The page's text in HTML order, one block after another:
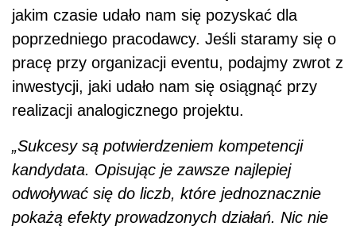
jakim czasie udało nam się pozyskać dla
poprzedniego pracodawcy. Jeśli staramy się o
pracę przy organizacji eventu, podajmy zwrot z
inwestycji, jaki udało nam się osiągnąć przy
realizacji analogicznego projektu.
„Sukcesy są potwierdzeniem kompetencji
kandydata. Opisując je zawsze najlepiej
odwoływać się do liczb, które jednoznacznie
pokażą efekty prowadzonych działań. Nic nie